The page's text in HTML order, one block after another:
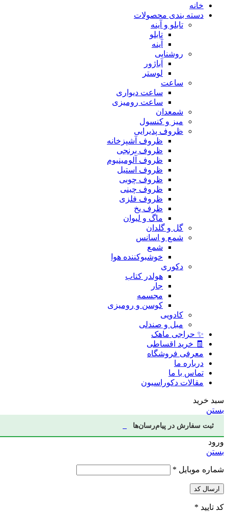
خانه
دسته بندی محصولات
تابلو و آینه
تابلو
آینه
روشنایی
آباژور
لوستر
ساعت
ساعت دیواری
ساعت رومیزی
شمعدان
میز و کنسول
ظروف پذیرایی
ظروف آشپزخانه
ظروف برنجی
ظروف آلومینیوم
ظروف استیل
ظروف چوبی
ظروف چینی
ظروف فلزی
ظرف یخ
ماگ و لیوان
گل و گلدان
شمع و اسانس
شمع
خوشبوکننده هوا
دکوری
هولدر کتاب
جار
مجسمه
کوسن و رومیزی
کادویی
مبل و صندلی
✨ حراجی ماهک
🧾 خرید اقساطی
معرفی فروشگاه
درباره ما
تماس با ما
مقالات دکوراسیون
سبد خرید
بستن
ثبت سفارش در پیام‌رسان‌ها
ورود
بستن
شماره موبایل *
ارسال کد
کد تایید *